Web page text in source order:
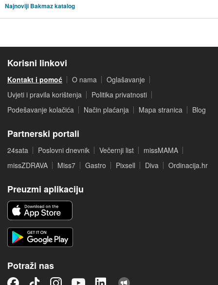
Najnoviji Bakmaz katalog
Korisni linkovi
Kontakt i pomoć O nama
Oglašavanje
Uvjeti i pravila korištenja
Politika privatnosti
Podešavanje kolačića
Način plaćanja Mapa stranica Blog
Partnerski portali
24sata Poslovni dnevnik Večernji list
missMAMA
missZDRAVA
Miss7 Gastro Pixsell Diva Ordinacija.hr
Preuzmi aplikaciju
Potraži nas